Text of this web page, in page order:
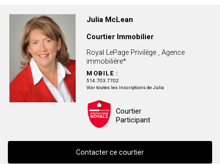
Julia McLean
Courtier Immobilier
Royal LePage Privilège , Agence
immobilière*
MOBILE :
514.703.7702
Voir toutes les inscriptions de Julia
Courtier
Participant
Contacter ce courtier